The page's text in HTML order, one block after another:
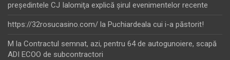
preşedintele CJ Ialomiţa explică şirul evenimentelor recente
https://32rosucasino.com/ la Puchiardeala cui i-a păstorit!
M la Contractul semnat, azi, pentru 64 de autogunoiere, scapă
ADI ECOO de subcontractori